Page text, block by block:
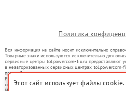
Политика
Вся информация на сайте носит исключительно
Товарные знаки используются исключительно для
сервисные центры tol.powercom-fix.ru предоставляют
в неавторизованных сервисных центрах tol.powercom-
правообладателями товарных знаков или их
Ремонт осуществляется для устройств, уже введенных
со статьей 1487 ГК РФ.
Этот сайт использует файлы